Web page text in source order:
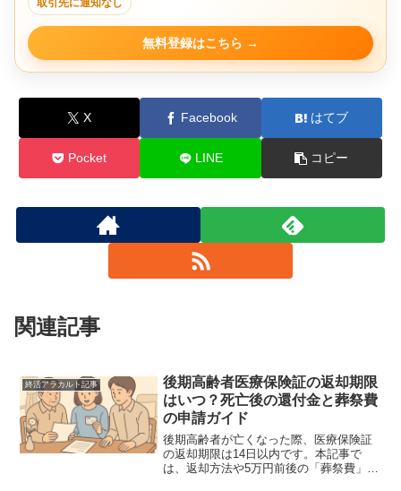
無料登録はこちら
X Facebook はてブ
Pocket LINE コピー
関連記事
終活アラカルト記事
後期高齢者医療保険証の返却期限
はいつ？死亡後の還付金と葬祭費
の申請ガイド
後期高齢者が亡くなった際、医療保険証
の返却期限は14日以内です。本記事で
は、返却方法や5万円前後の「葬祭費」受